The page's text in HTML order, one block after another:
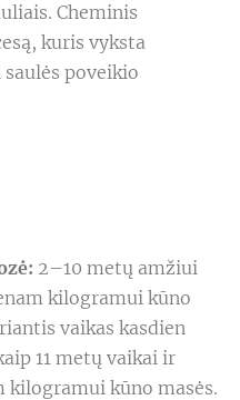
Cheminis
kuris vyksta
poveikio
2–10 metų amžiui
kilogramui kūno
vaikas kasdien
11 metų vaikai ir
kilogramui kūno masės.